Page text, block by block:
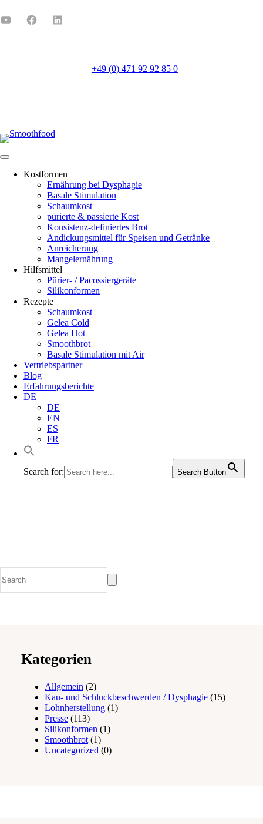
+49 (0) 471 92 92 85 0
Kostformen
Ernährung bei Dysphagie
Basale Stimulation
Schaumkost
pürierte & passierte Kost
Konsistenz-definiertes Brot
Andickungsmittel für Speisen und Getränke
Anreicherung
Mangelernährung
Hilfsmittel
Pürier- / Pacossiergeräte
Silikonformen
Rezepte
Schaumkost
Gelea Cold
Gelea Hot
Smoothbrot
Basale Stimulation mit Air
Vertriebspartner
Blog
Erfahrungsberichte
DE
DE
EN
ES
FR
Search for: Search Button
Kategorien
Allgemein (2)
Kau- und Schluckbeschwerden / Dysphagie (15)
Lohnherstellung (1)
Presse (113)
Silikonformen (1)
Smoothbrot (1)
Uncategorized (0)